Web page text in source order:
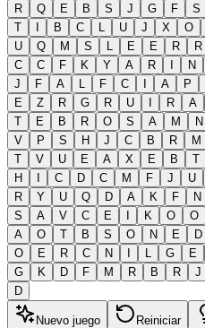
R
Q E B S J G F S
T
I B C L U J X O
U
Q M S L E E R R
C
C F K Y A R I N
J
F A L F C I A P
E
Z R G R U I R A
T
E B R O S A M N
V
P S H J C B R M
T
V U E A X E B T
H
I C D C M F J U
R
Y U Q D A K F N
S
A V C E I K O O
A
O T B S O N E D
O
E R C N I L G E
G
K D F M R B R J
D
Nuevo juego Reiniciar